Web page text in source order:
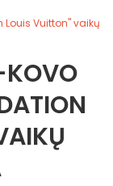
Vuitton" vaikų